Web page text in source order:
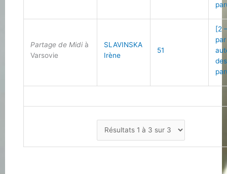
Partage de Midià
Varsovie
SLAVINSKA
Irène
51
[2
par